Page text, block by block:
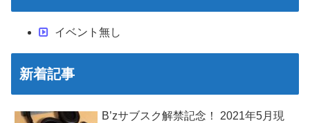
イベント無し
新着記事
B’zサブスク解禁記念！ 2021年5月現